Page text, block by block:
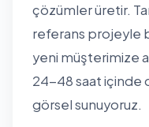
çözümler üretir.
referans projeyle
yeni müşterimize
24-48 saat içinde
görsel sunuyoruz.